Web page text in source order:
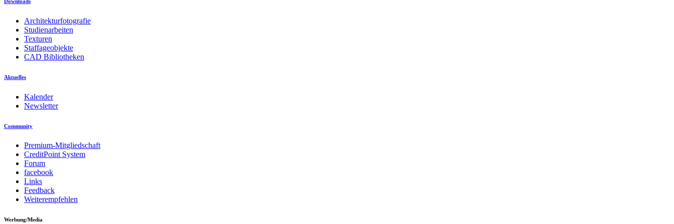
Architekturfotografie
Studienarbeiten
Texturen
Staffageobjekte
CAD Bibliotheken
Aktuelles
Kalender
Newsletter
Community
Premium-Mitgliedschaft
CreditPoint System
Forum
facebook
Links
Feedback
Weiterempfehlen
Werbung/Media